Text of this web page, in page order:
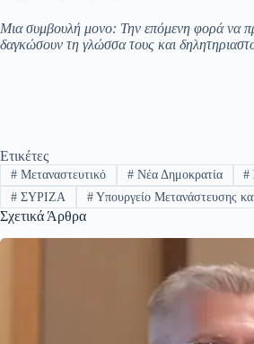
Μια συμβουλή μονο: Την επόμενη φορά να
δαγκώσουν τη γλώσσα τους και
Ετικέτες
#Μεταναστευτικό #Νέα Δημοκρατία #
#ΣΥΡΙΖΑ #Υπουργείο Μετανάστευσης
Σχετικά Άρθρα